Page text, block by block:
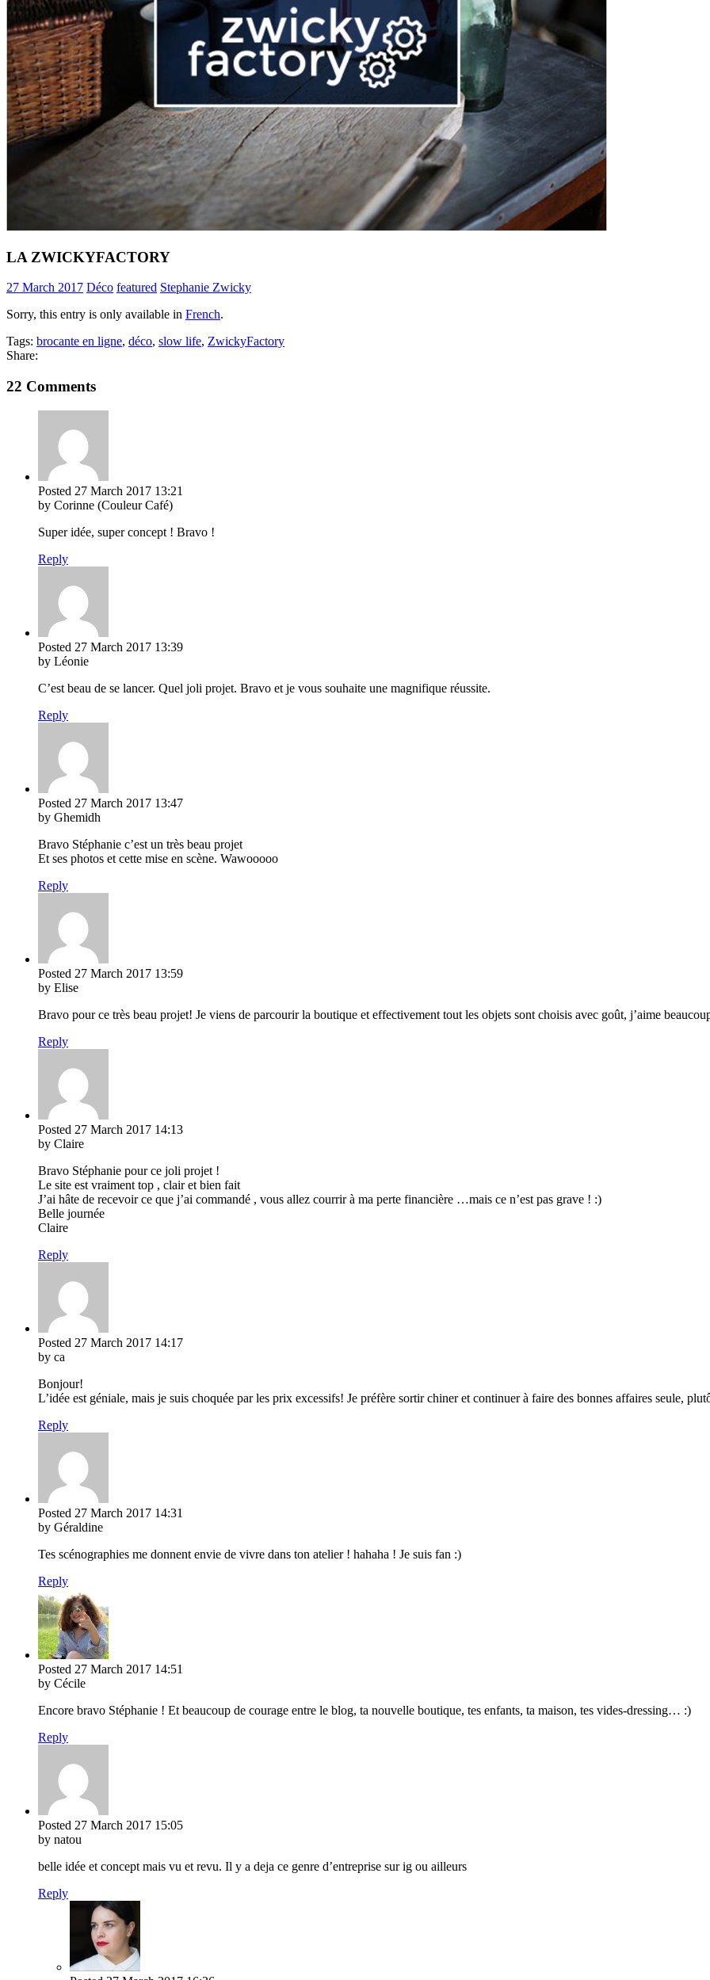
LA ZWICKYFACTORY
27 March 2017 Déco featured Stephanie Zwicky
Sorry, this entry is only available in French.
Tags: brocante en ligne, déco, slow life, ZwickyFactory
Share:
22 Comments
Posted 27 March 2017 13:21
by Corinne (Couleur Café)
Super idée, super concept ! Bravo !
Reply
Posted 27 March 2017 13:39
by Léonie
C’est beau de se lancer. Quel joli projet. Bravo et je vous souhaite une magnifique réussite.
Reply
Posted 27 March 2017 13:47
by Ghemidh
Bravo Stéphanie c’est un très beau projet
Et ses photos et cette mise en scène. Wawooooo
Reply
Posted 27 March 2017 13:59
by Elise
Bravo pour ce très beau projet! Je viens de parcourir la boutique et effectivement tout les objets sont choisis avec goût, j’aime
Reply
Posted 27 March 2017 14:13
by Claire
Bravo Stéphanie pour ce joli projet !
Le site est vraiment top , clair et bien fait
J’ai hâte de recevoir ce que j’ai commandé , vous allez courrir à ma perte financière …mais ce n’est pas grave ! :)
Belle journée
Claire
Reply
Posted 27 March 2017 14:17
by ca
Bonjour!
L’idée est géniale, mais je suis choquée par les prix excessifs! Je préfère sortir chiner et continuer à faire des bonnes affaires seule,
Reply
Posted 27 March 2017 14:31
by Géraldine
Tes scénographies me donnent envie de vivre dans ton atelier ! hahaha ! Je suis fan :)
Reply
Posted 27 March 2017 14:51
by Cécile
Encore bravo Stéphanie ! Et beaucoup de courage entre le blog, ta nouvelle boutique, tes enfants, ta maison, tes vides-dressing… :)
Reply
Posted 27 March 2017 15:05
by natou
belle idée et concept mais vu et revu. Il y a deja ce genre d’entreprise sur ig ou ailleurs
Reply